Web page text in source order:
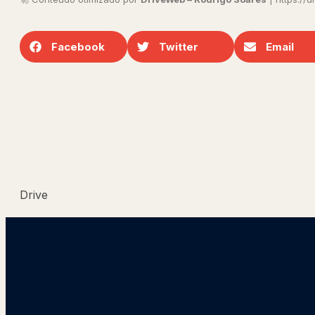
Facebook Twitter Email
Drive